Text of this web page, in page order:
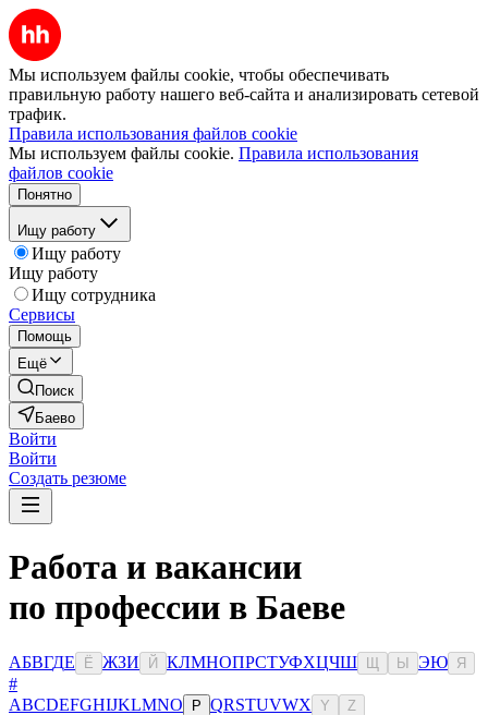
Мы используем файлы cookie, чтобы обеспечивать
правильную работу нашего веб-сайта и анализировать сетевой
трафик.
Правила использования файлов cookie
Мы используем файлы cookie. Правила использования
файлов cookie
Понятно
Ищу работу
Ищу работу
Ищу работу
Ищу сотрудника
Сервисы
Помощь
Ещё
Поиск
Баево
Войти
Войти
Создать резюме
Работа и вакансии
по профессии в Баеве
АБВГДЕ Ё ЖЗИ Й КЛМНОПРСТУФХЦЧШ Ы ЭЮ Я
#
ABCDEFGHIJKLMNO P QRSTUVWX Y Z